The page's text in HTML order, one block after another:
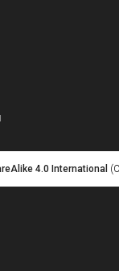
4.0 International